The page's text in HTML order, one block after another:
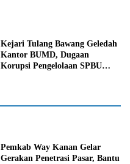
Kejari Tulang Bawang Geledah
Kantor BUMD, Dugaan
Korupsi Pengelolaan SPBU
Pemkab Way Kanan Gelar
Gerakan Penetrasi Pasar, Bantu